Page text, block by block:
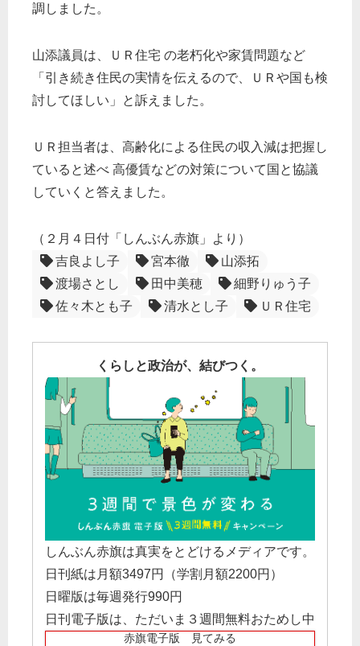
調しました。
山添議員は、ＵＲ住宅 の老朽化や家賃問題など
「引き続き住民の実情を伝えるので、ＵＲや国も検
討してほしい」と訴えました。
ＵＲ担当者は、高齢化による住民の収入減は把握し
ていると述べ 高優賃などの対策について国と協議
していくと答えました。
（２月４日付「しんぶん赤旗」より）
吉良よし子
宮本徹
山添拓
渡場さとし
田中美穂
細野りゅう子
佐々木とも子
清水とし子 ＵＲ住宅
くらしと政治が、結びつく。
しんぶん赤旗は真実をとどけるメディアです。
日刊紙は月額3497円（学割月額2200円）
日曜版は毎週発行990円
日刊電子版は、ただいま３週間無料おためし中
赤旗電子版 見てみる